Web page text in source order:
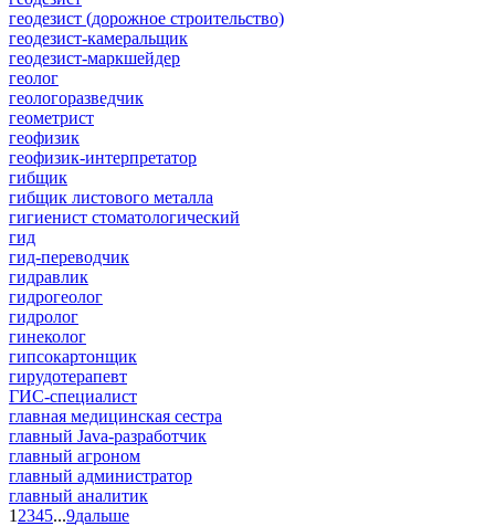
геодезист (дорожное строительство)
геодезист-камеральщик
геодезист-маркшейдер
геолог
геологоразведчик
геометрист
геофизик
геофизик-интерпретатор
гибщик
гибщик листового металла
гигиенист стоматологический
гид
гид-переводчик
гидравлик
гидрогеолог
гидролог
гинеколог
гипсокартонщик
гирудотерапевт
ГИС-специалист
главная медицинская сестра
главный Java-разработчик
главный агроном
главный администратор
главный аналитик
1 2345...9дальше